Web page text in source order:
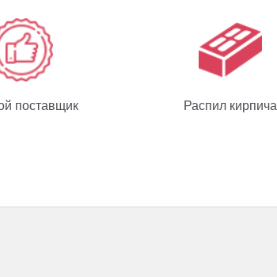
поставщик Распил кирпича